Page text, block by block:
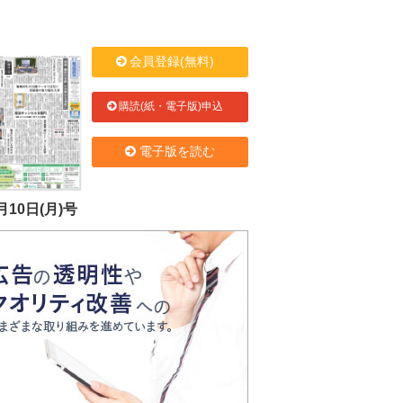
10日(月)号
会員登録(無料)
購読(紙・電子版)申込
電子版を読む